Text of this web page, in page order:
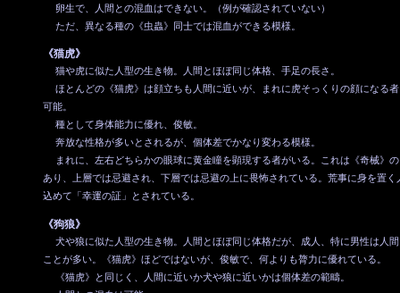
卵生で、人間との混血はできない。（例が確認されていない）
ただ、異なる種の《虫蟲》同士では混血ができる模様。
《猫虎》
猫や虎に似た人型の生き物。人間とほぼ同じ体格、手足の長さ。
ほとんどの《猫虎》は顔立ちも人間に近いが、まれに虎そっくりの顔になる
可能。
種として身体能力に優れ、俊敏。
奔放な性格が多いとされるが、個体差でかなり変わる模様。
まれに、左右どちらかの眼球に黄金瞳を顕現する者がいる。これは《奇械》
あり、上層では忌避され、下層では忌避の上に畏怖されている。荒事に身を置
込めて「幸運の証」とされている。
《狗狼》
犬や狼に似た人型の生き物。人間とほぼ同じ体格だが、成人、特に男性は人
ことが多い。《猫虎》ほどではないが、俊敏で、何よりも膂力に優れている。
《猫虎》と同じく、人間に近いか犬や狼に近いかは個体差の範疇。